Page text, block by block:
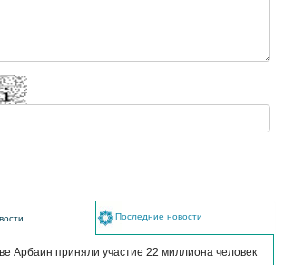
Последние новости
Арбаин приняли участие 22 миллиона человек